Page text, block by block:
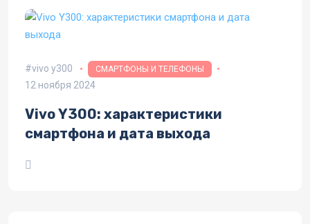
vivo y300 СМАРТФОНЫ И ТЕЛЕФОНЫ
12 ноября 2024
Vivo Y300: характеристики
смартфона и дата выхода